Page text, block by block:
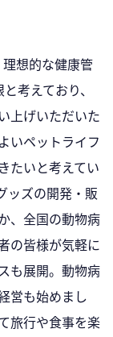
想的な健康管
考えており、
上げいただいた
いペットライフ
たいと考えてい
ッズの開発・販
、全国の動物病
の皆様が気軽に
も展開。動物病
営も始めまし
旅行や食事を楽